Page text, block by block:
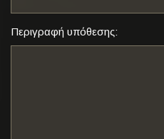
Περιγραφή υπόθεσης: